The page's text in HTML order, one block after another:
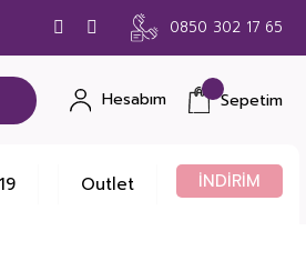
0850 302 17 65
Hesabım Sepetim
Outlet İNDİRİM